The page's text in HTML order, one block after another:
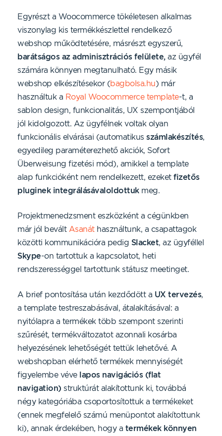
Egyrészt a Woocommerce tökéletesen alkalmas
viszonylag kis termékkészlettel rendelkező
webshop működtetésére, másrészt egyszerű,
barátságos az adminisztrációs felülete,az ügyfél
számára könnyen megtanulható. Egy másik
webshop elkészítésekor (bagbolsa.hu) már
használtuk a Royal Woocommerce template-t, a
sablon design, funkcionalitás, UX szempontjából
jól kidolgozott. Az ügyfélnek voltak olyan
funkcionális elvárásai (automatikus számlakészítés,
egyedileg paraméterezhető akciók, Sofort
Überweisung fizetési mód), amikkel a template
alap funkcióként nem rendelkezett, ezeket fizetős
pluginek integrálásávaloldottukmeg.
Projektmenedzsment eszközként a cégünkben
már jól bevált Asanáthasználtunk, a csapattagok
közötti kommunikációra pedig Slacket, az ügyféllel
Skype-on tartottuk a kapcsolatot, heti
rendszerességgel tartottunk státusz meetinget.
A brief pontosítása után kezdődött a UX tervezés,
a template testreszabásával, átalakításával: a
nyitólapra a termékek több szempont szerinti
szűrését, termékváltozatot azonnali kosárba
helyezésének lehetőségét tettük lehetővé. A
webshopban elérhető termékek mennyiségét
figyelembe véve lapos navigációs (flat
navigation) struktúrát alakítottunk ki, továbbá
négy kategóriába csoportosítottuk a termékeket
(ennek megfelelő számú menüpontot alakítottunk
ki), annak érdekében, hogy a termékek könnyen